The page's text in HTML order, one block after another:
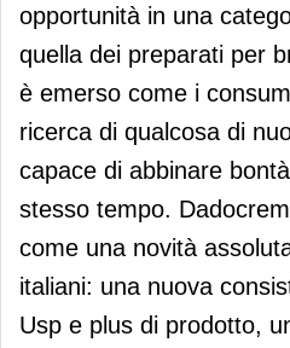
opportunità in una
quella dei preparati per
è emerso come i
ricerca di qualcosa di
capace di abbinare
stesso tempo.
come una novità
italiani: una nuova
Usp e plus di prodotto,